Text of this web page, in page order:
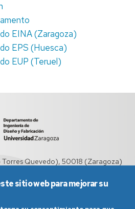
EINA (Zaragoza)
EPS (Huesca)
EUP (Teruel)
Torres Quevedo), 50018 (Zaragoza)
sitio web para mejorar su